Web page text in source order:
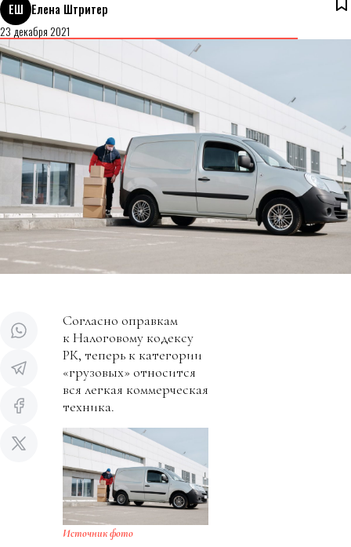
ЕШ Елена Штритер
23 декабря 2021
Согласно оправкам
к Налоговому кодексу
РК, теперь к категории
«грузовых» относится
вся легкая коммерческая
техника.
Источник фото